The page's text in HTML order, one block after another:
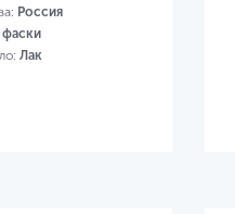
Россия
фаски
Лак